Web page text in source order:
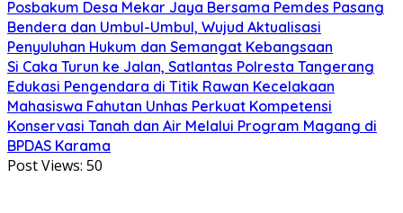
Posbakum Desa Mekar Jaya Bersama Pemdes Pasang
Bendera dan Umbul-Umbul, Wujud Aktualisasi
Penyuluhan Hukum dan Semangat Kebangsaan
Si Caka Turun ke Jalan, Satlantas Polresta Tangerang
Edukasi Pengendara di Titik Rawan Kecelakaan
Mahasiswa Fahutan Unhas Perkuat Kompetensi
Konservasi Tanah dan Air Melalui Program Magang di
BPDAS Karama
Post Views: 50